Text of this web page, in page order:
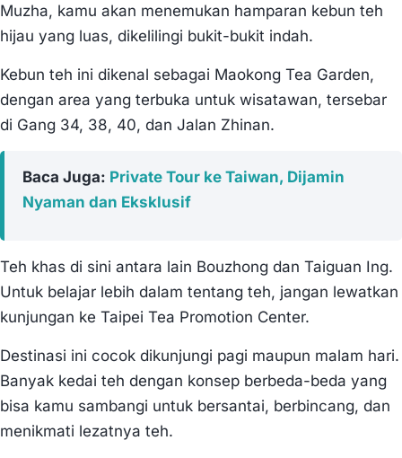
Muzha, kamu akan menemukan hamparan kebun teh
hijau yang luas, dikelilingi bukit-bukit indah.
Kebun teh ini dikenal sebagai Maokong Tea Garden,
dengan area yang terbuka untuk wisatawan, tersebar
di Gang 34, 38, 40, dan Jalan Zhinan.
Baca Juga: Private Tour ke Taiwan, Dijamin
Nyaman dan Eksklusif
Teh khas di sini antara lain Bouzhong dan Taiguan Ing.
Untuk belajar lebih dalam tentang teh, jangan lewatkan
kunjungan ke Taipei Tea Promotion Center.
Destinasi ini cocok dikunjungi pagi maupun malam hari.
Banyak kedai teh dengan konsep berbeda-beda yang
bisa kamu sambangi untuk bersantai, berbincang, dan
menikmati lezatnya teh.